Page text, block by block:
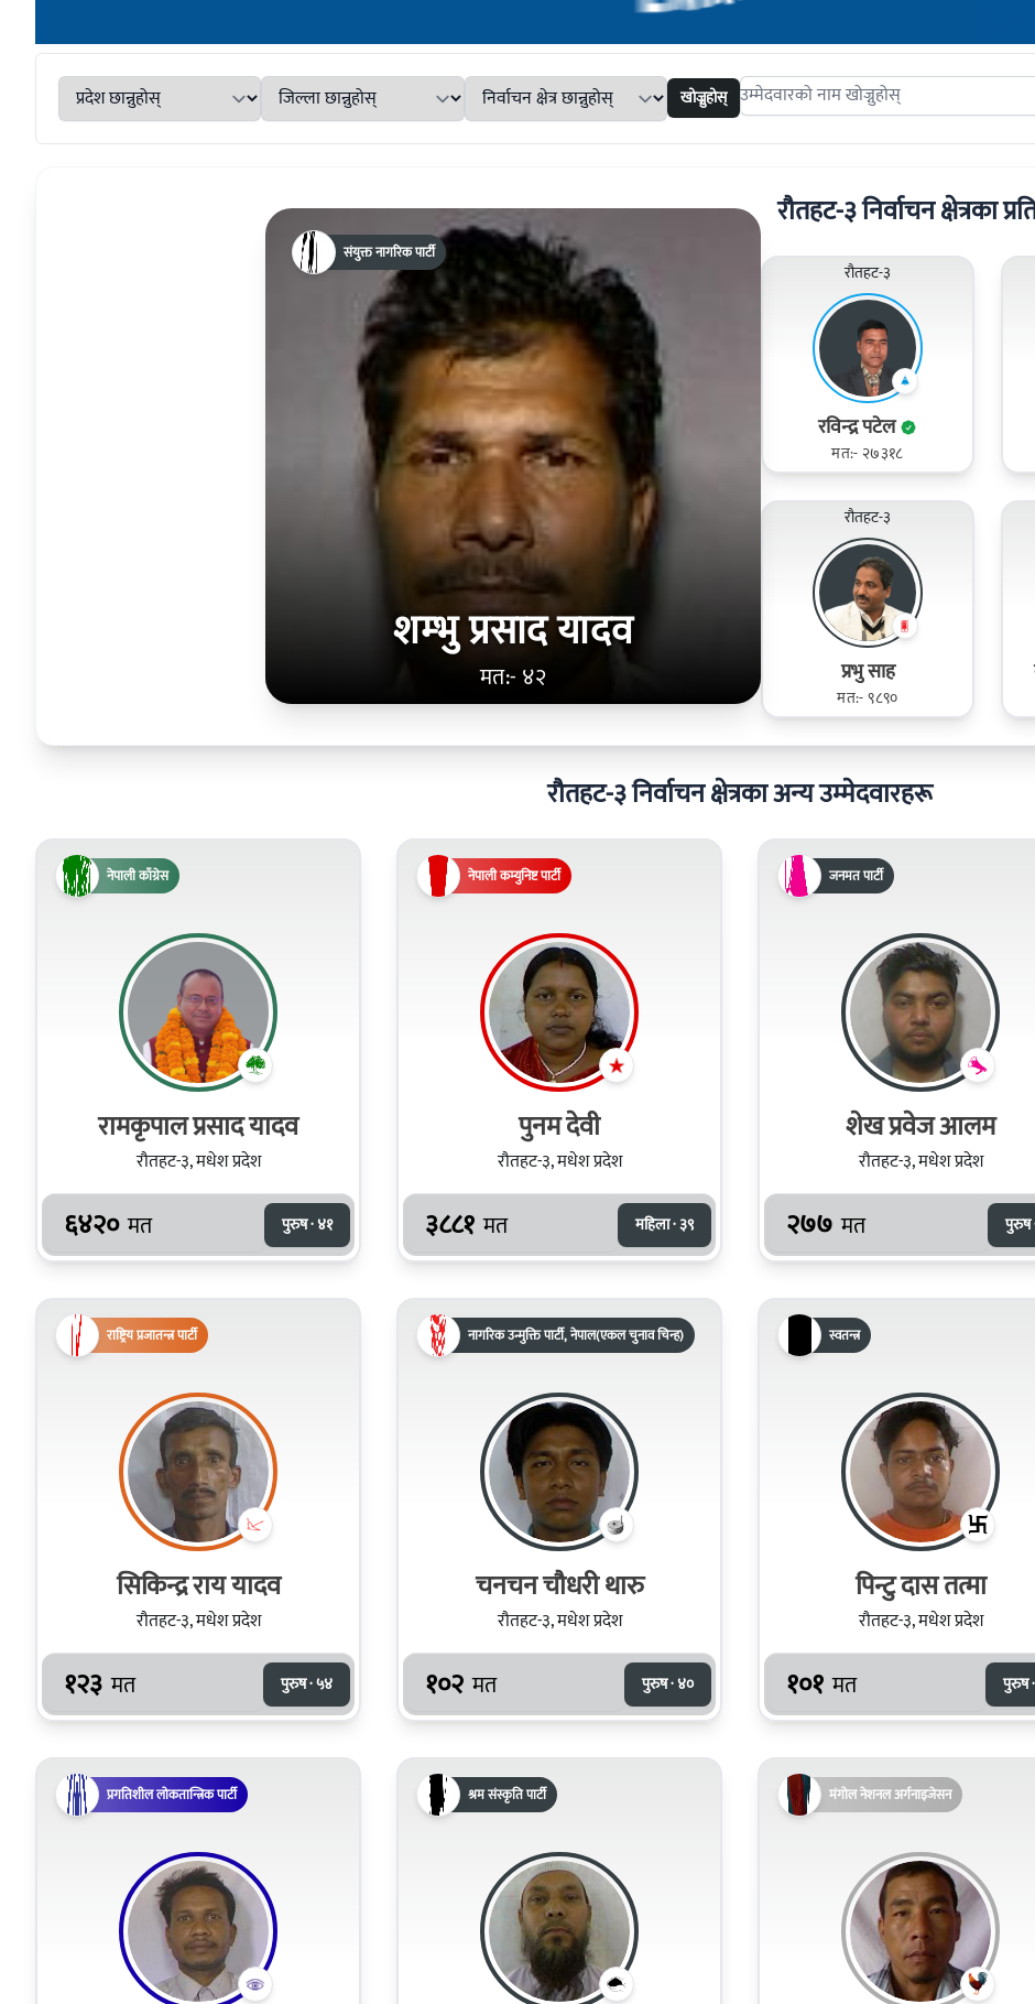
खोज्नुहोस् Search candidates
शम्‍भु प्रसाद यादव
मत:- ४२
संयुक्त नागरिक पार्टी
रौतहट-३ निर्वाचन क्षेत्रका
रौतहट-३
रविन्‍द्र पटेल
मत:- २७३१८
रौतहट-३
प्रभु साह
मत:- ९८९०
रौतहट-३ निर्वाचन क्षेत्रका अन्य उम्मेदवारहरू
नेपाली काँग्रेस
रामकृपाल प्रसाद यादव
रौतहट-३, मधेश प्रदेश
६४२० मत पुरुष · ४१
नेपाली कम्युनिष्ट पार्टी
पुनम देवी
रौतहट-३, मधेश प्रदेश
३८८१ मत महिला · ३९
जनमत पार्टी
शेख प्रवेज आलम
रौतहट-३, मधेश प्रदेश
२७७ मत पुरुष
राष्ट्रिय प्रजातन्त्र पार्टी
सिकिन्द्र राय यादव
रौतहट-३, मधेश प्रदेश
१२३ मत पुरुष · ५४
नागरिक उन्मुक्ति पार्टी, नेपाल(एकल चुनाव चिन्ह)
चनचन चौधरी थारु
रौतहट-३, मधेश प्रदेश
१०२ मत पुरुष · ४०
स्वतन्त्र
पिन्टु दास तत्मा
रौतहट-३, मधेश प्रदेश
१०१ मत पुरुष
प्रगतिशील लोकतान्त्रिक पार्टी श्रम संस्कृति पार्टी मंगोल नेशनल अर्गनाइजेसन